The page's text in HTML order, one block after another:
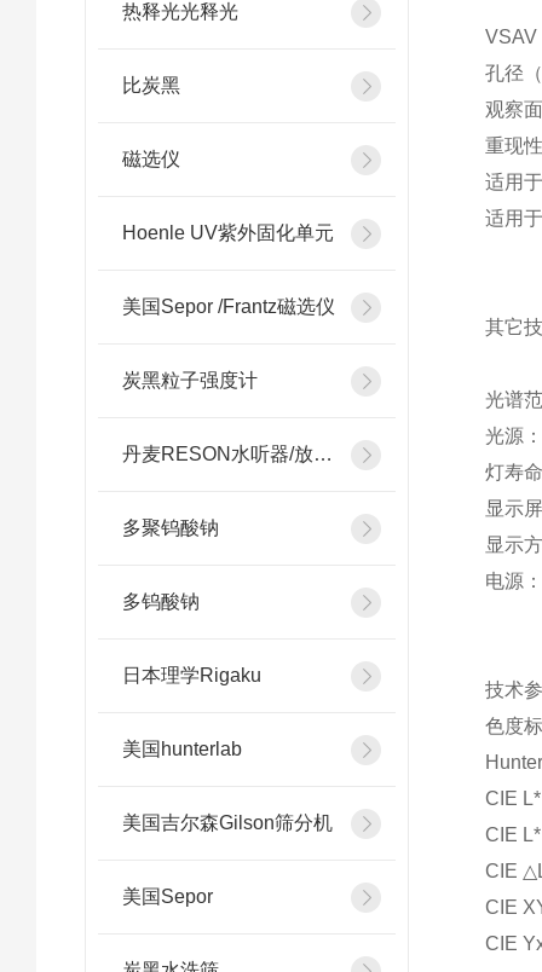
热释光光释光
比炭黑
磁选仪
Hoenle UV紫外固化单元
美国Sepor /Frantz磁选仪
炭黑粒子强度计
丹麦RESON水听器/放大器
多聚钨酸钠
多钨酸钠
日本理学Rigaku
美国hunterlab
美国吉尔森Gilson筛分机
美国Sepor
VSAV
孔径
观察
重现
适用
适用
其它
光谱
光源
灯寿
显示
显示
电源
技术
色度
CIE
CIE
CIE
CIE
CIE